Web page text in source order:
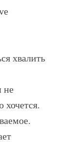
хвалить
не
хочется.